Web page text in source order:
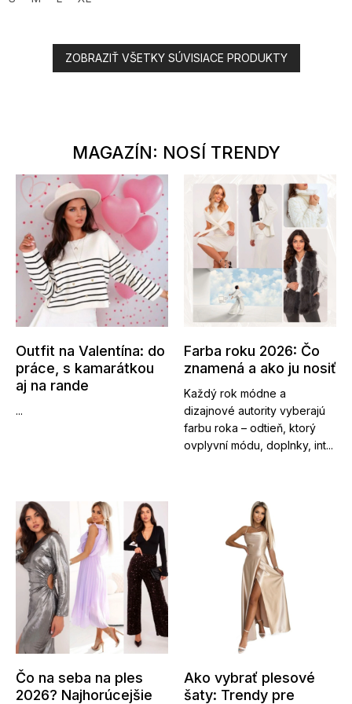
ZOBRAZIŤ VŠETKY SÚVISIACE PRODUKTY
MAGAZÍN: NOSÍ TRENDY
Outfit na Valentína: do
práce, s kamarátkou
aj na rande
...
Farba roku 2026: Čo
znamená a ako ju nosiť
Každý rok módne a
dizajnové autority vyberajú
farbu roka – odtieň, ktorý
ovplyvní módu, doplnky, int...
Čo na seba na ples
2026? Najhorúcejšie
Ako vybrať plesové
šaty: Trendy pre